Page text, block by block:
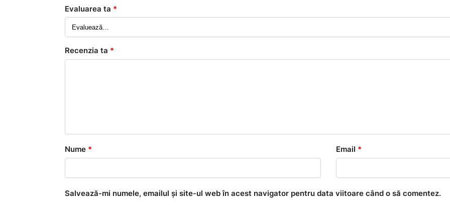
Evaluarea ta *
Recenzia ta *
Nume * Email *
Salvează-mi numele, emailul și site-ul web în acest navigator pentru data viitoare când o să comentez.